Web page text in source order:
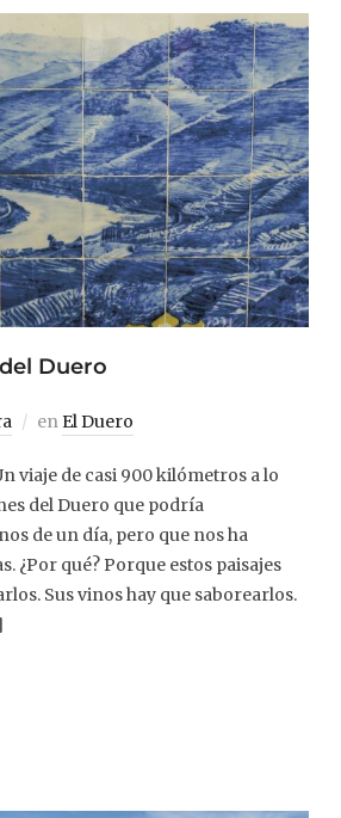
Duero
en El Duero
viaje de casi 900 kilómetros a lo
del Duero que podría
de un día, pero que nos ha
¿Por qué? Porque estos paisajes
Sus vinos hay que saborearlos.